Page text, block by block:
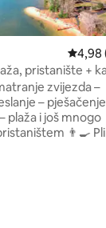
4,98
pristanište +
zvijezda –
–
plaža i još mnogo